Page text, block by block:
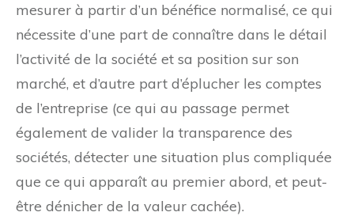
mesurer à partir d’un bénéfice normalisé, ce qui
nécessite d’une part de connaître dans le détail
l’activité de la société et sa position sur son
marché, et d’autre part d’éplucher les comptes
de l’entreprise (ce qui au passage permet
également de valider la transparence des
sociétés, détecter une situation plus compliquée
que ce qui apparaît au premier abord, et peut-
être dénicher de la valeur cachée).